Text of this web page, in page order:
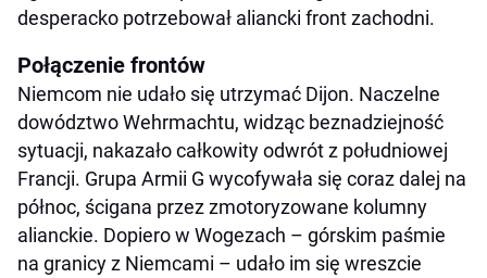
desperacko potrzebował aliancki front zachodni.
Połączenie frontów
Niemcom nie udało się utrzymać Dijon. Naczelne
dowództwo Wehrmachtu, widząc beznadziejność
sytuacji, nakazało całkowity odwrót z południowej
Francji. Grupa Armii G wycofywała się coraz dalej na
północ, ścigana przez zmotoryzowane kolumny
alianckie. Dopiero w Wogezach – górskim paśmie
na granicy z Niemcami – udało im się wreszcie